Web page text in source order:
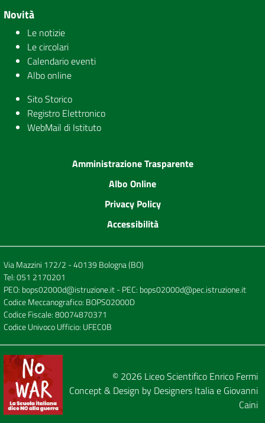
Novità
Le notizie
Le circolari
Calendario eventi
Albo online
Sito Storico
Registro Elettronico
WebMail di Istituto
Amministrazione Trasparente
Albo Online
Privacy Policy
Accessibilità
Via Mazzini 172/2 - 40139 Bologna (BO)
Tel:051 2170201
PEO: bops02000d@istruzione.it- PEC: bops02000d@pec.istruzione.it
Codice Meccanografico: BOPS02000D
Codice Fiscale: 80074870371
Codice Univoco Ufficio: UFEC0B
© 2026 Liceo Scientifico Enrico Fermi
Concept & Design by Designers Italiae Giovanni
Caini